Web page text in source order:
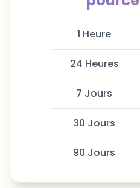
1 Heure
24 Heures
7 Jours
30 Jours
90 Jours